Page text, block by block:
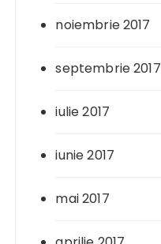
noiembrie 2017
septembrie 2017
iulie 2017
iunie 2017
mai 2017